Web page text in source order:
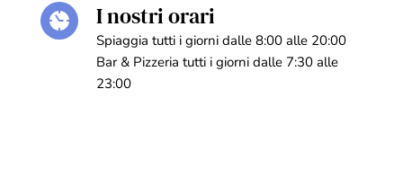
I nostri orari
Spiaggia tutti i giorni dalle 8:00 alle 20:00
Bar & Pizzeria tutti i giorni dalle 7:30 alle
23:00